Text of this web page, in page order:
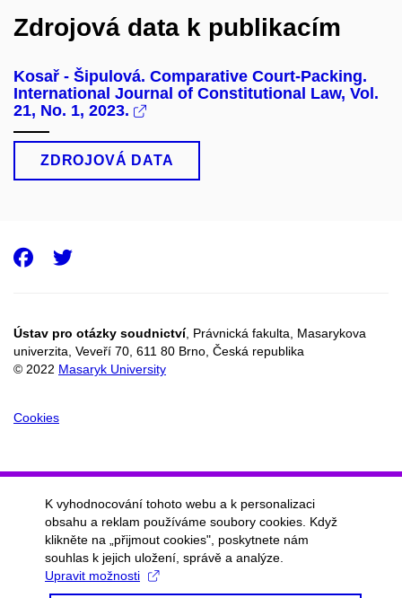
Zdrojová data k publikacím
Kosař - Šipulová. Comparative Court-Packing.
International Journal of Constitutional Law, Vol.
21, No. 1, 2023.
ZDROJOVÁ DATA
Ústav pro otázky soudnictví, Právnická fakulta, Masarykova
univerzita, Veveří 70, 611 80 Brno, Česká republika
© 2022 Masaryk University
Cookies
Facebook
Twitter
K vyhodnocování tohoto webu a k personalizaci
obsahu a reklam používáme soubory cookies. Když
klikněte na „přijmout cookies", poskytnete nám
souhlas k jejich uložení, správě a analýze.
Upravit možnosti